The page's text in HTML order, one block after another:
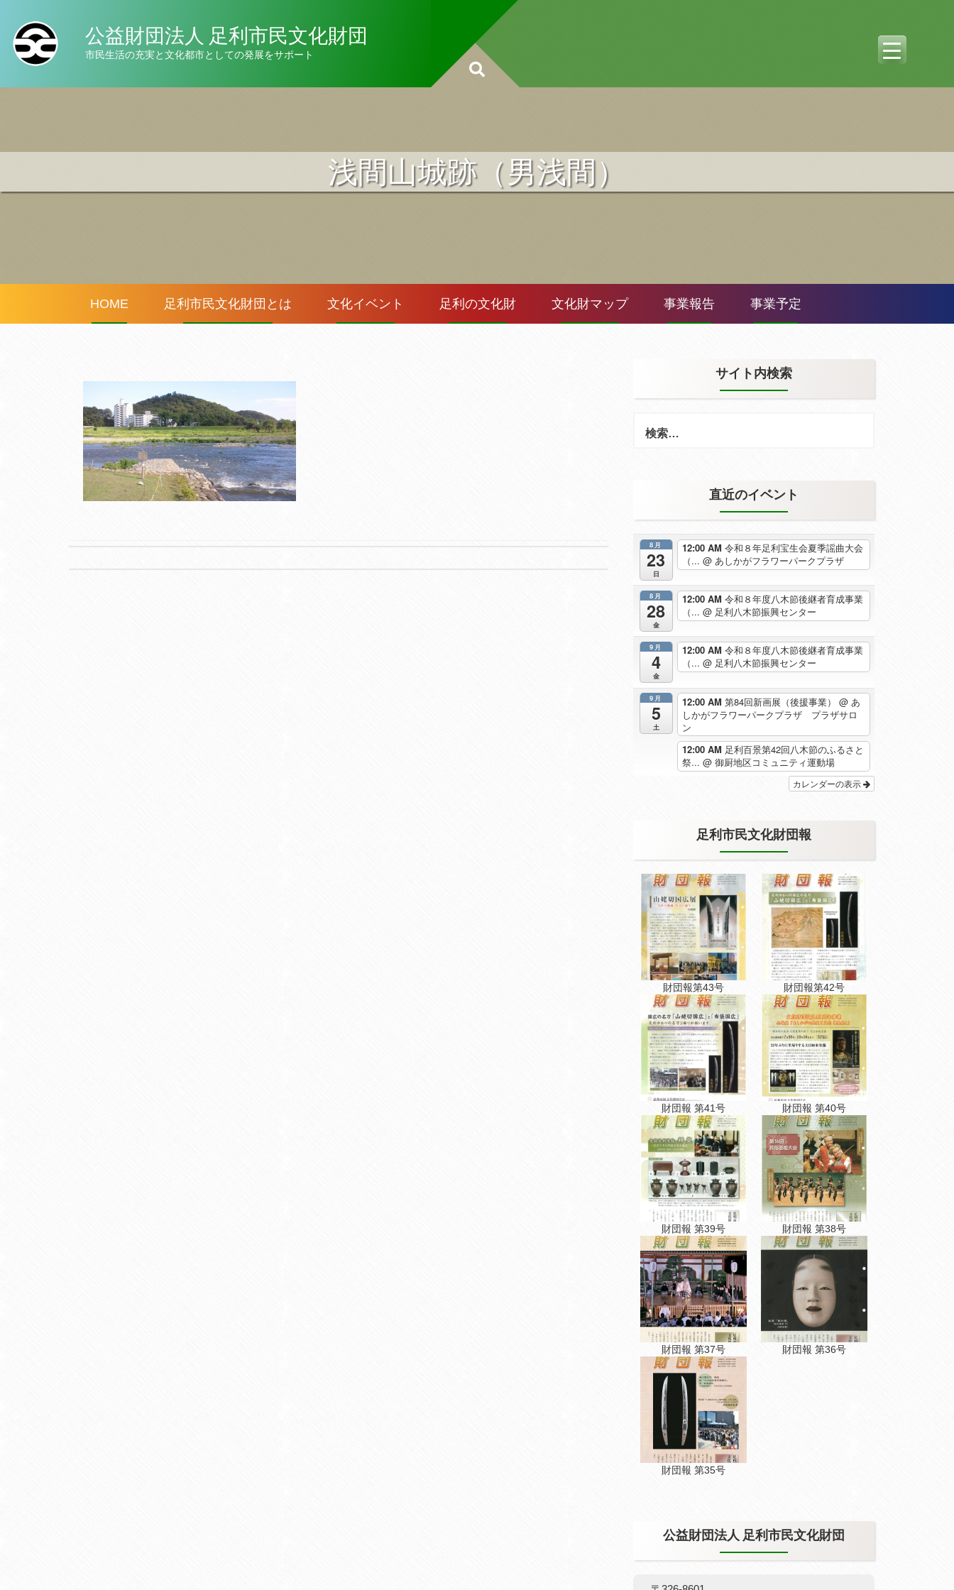
公益財団法人 足利市民文化財団
市民生活の充実と文化都市としての発展をサポート
浅間山城跡（男浅間）
HOME 足利市民文化財団とは 文化イベント 足利の文化財 文化財マップ 事業報告 事業予定
navigation
サイト内検索
索:
直近のイベント
8月
23
日
12:00 AM 令和８年足利宝生会夏季謡曲大会
（... @ あしかがフラワーパークプラザ
8月
28
金
12:00 AM 令和８年度八木節後継者育成事業
（... @ 足利八木節振興センター
9月
4
金
12:00 AM 令和８年度八木節後継者育成事業
（... @ 足利八木節振興センター
9月
5
土
12:00 AM 第84回新画展（後援事業） @ あ
しかがフラワーパークプラザ プラザサロ
ン
12:00 AM 足利百景第42回八木節のふるさと
祭... @ 御厨地区コミュニティ運動場
カレンダーの表示
足利市民文化財団報
財団報第43号 財団報第42号
財団報 第41号 財団報 第40号
財団報 第39号 財団報 第38号
財団報 第37号 財団報 第36号
財団報 第35号
公益財団法人 足利市民文化財団